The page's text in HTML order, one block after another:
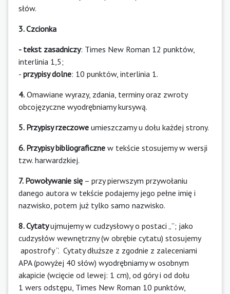
słów.
3. Czcionka
- tekst zasadniczy: Times New Roman 12 punktów,
interlinia 1,5;
- przypisy dolne: 10 punktów, interlinia 1.
4. Omawiane wyrazy, zdania, terminy oraz zwroty
obcojęzyczne wyodrębniamy kursywą.
5. Przypisy rzeczowe umieszczamy u dołu każdej strony.
6. Przypisy bibliograficzne w tekście stosujemy w wersji
tzw. harwardzkiej.
7. Powoływanie się – przy pierwszym przywołaniu
danego autora w tekście podajemy jego pełne imię i
nazwisko, potem już tylko samo nazwisko.
8. Cytatyujmujemy w cudzysłowy o postaci „”; jako
cudzysłów wewnętrzny (w obrębie cytatu) stosujemy
apostrofy ‘’. Cytaty dłuższe z zgodnie z zaleceniami
APA (powyżej 40 słów) wyodrębniamy w osobnym
akapicie (wcięcie od lewej: 1 cm), od góry i od dołu
1 wers odstępu, Times New Roman 10 punktów,